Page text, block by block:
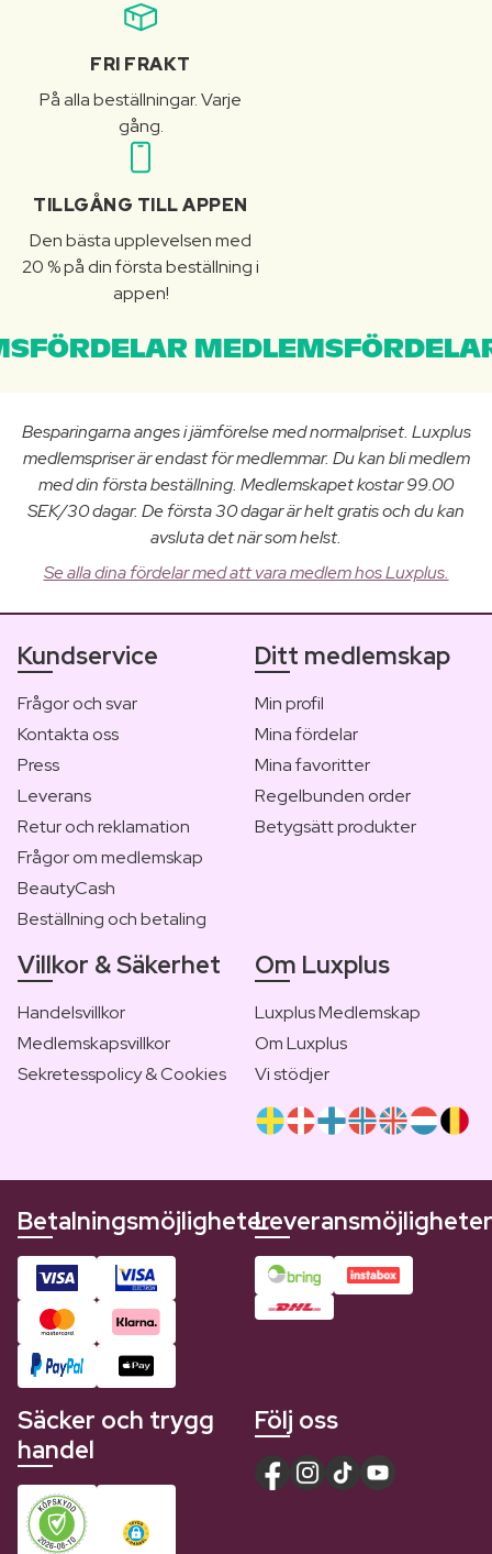
FRI FRAKT
På alla beställningar. Varje
gång.
TILLGÅNG TILL APPEN
Den bästa upplevelsen med
20 % på din första beställning i
appen!
Besparingarna anges i jämförelse med normalpriset. Luxplus
medlemspriser är endast för medlemmar. Du kan bli medlem
med din första beställning. Medlemskapet kostar 99.00
SEK/30 dagar. De första 30 dagar är helt gratis och du kan
avsluta det när som helst.
Se alla dina fördelar med att vara medlem hos Luxplus.
Kundservice
Frågor och svar
Kontakta oss
Press
Leverans
Retur och reklamation
Frågor om medlemskap
BeautyCash
Beställning och betaling
Ditt medlemskap
Min profil
Mina fördelar
Mina favoritter
Regelbunden order
Betygsätt produkter
Villkor & Säkerhet
Handelsvillkor
Medlemskapsvillkor
Sekretesspolicy & Cookies
Om Luxplus
Luxplus Medlemskap
Om Luxplus
Vi stödjer
BetalningsmöjligheterLeveransmöjligheter
Säcker och trygg
handel
Följ oss